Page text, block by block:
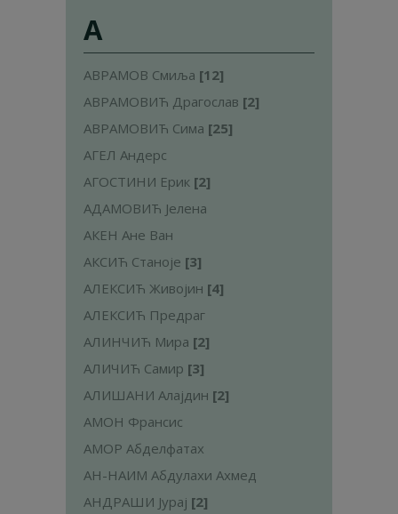
А
АВРАМОВ Смиља [12]
АВРАМОВИЋ Драгослав [2]
АВРАМОВИЋ Сима [25]
АГЕЛ Андерс
АГОСТИНИ Ерик [2]
АДАМОВИЋ Јелена
АКЕН Ане Ван
АКСИЋ Станоје [3]
АЛЕКСИЋ Живојин [4]
АЛЕКСИЋ Предраг
АЛИНЧИЋ Мира [2]
АЛИЧИЋ Самир [3]
АЛИШАНИ Алајдин [2]
АМОН Франсис
АМОР Абделфатах
АН-НАИМ Абдулахи Ахмед
АНДРАШИ Јурај [2]